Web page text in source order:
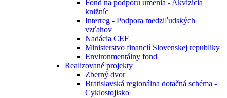
Fond na podporu umenia - Akvizícia
knižníc
Interreg - Podpora medziľudských
vzťahov
Nadácia CEF
Ministerstvo financií Slovenskej republiky
Environmentálny fond
Realizované projekty
Zberný dvor
Bratislavská regionálna dotačná schéma -
Cyklostojisko